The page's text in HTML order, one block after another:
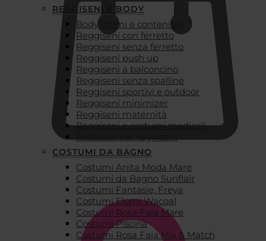
REGGISENI E BODY
Body intimi e contenitivi
Reggiseni con ferretto
Reggiseni senza ferretto
Reggiseni push up
Reggiseni a balconcino
Reggiseni senza spalline
Reggiseni sportivi e outdoor
Reggiseni minimizer
Reggiseni maternità
Reggiseni e costumi medicali
Accessori per reggiseni
COSTUMI DA BAGNO
Costumi Anita Moda Mare
Costumi da Bagno Sunflair
Costumi Fantasie, Freya
Costumi Elomi Wacoal
Costumi Rosa Faia Mare
Costumi Piscina
Costumi Rosa Faia Mix & Match